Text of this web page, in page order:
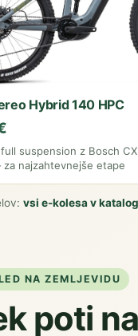
Hybrid 140 HPC
suspension z Bosch
najzahtevnejše etape
vsi e-kolesa v
NA ZEMLJEVIDU
poti